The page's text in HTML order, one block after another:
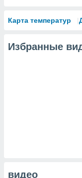
Карта температур
Избранные
видео